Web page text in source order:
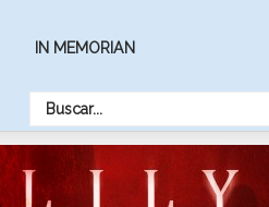
IN MEMORIAN